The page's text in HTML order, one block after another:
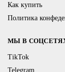
Как купить
Политика
МЫ В
TikTok
Telegram